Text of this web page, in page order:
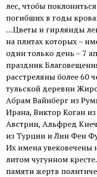
лес, чтобы
погибших в годы
…Цветы и гирлянды
на плитах которых –
один только день – 7
праздник
расстреляны более 60
тульской деревни
Абрам Вайнберг из
Ирана, Виктор Коган
Австрии, Альфред
из Турции и Лин Фен
Их имена увековечены
литом чугунном
памяти жертв